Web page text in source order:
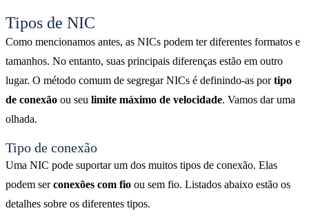
Tipos de NIC
Como mencionamos antes, as NICs podem ter diferentes formatos e
tamanhos. No entanto, suas principais diferenças estão em outro
lugar. O método comum de segregar NICs é definindo-as portipo
de conexão ou seu limite máximo de velocidade. Vamos dar uma
olhada.
Tipo de conexão
Uma NIC pode suportar um dos muitos tipos de conexão. Elas
podem serconexões com fio ou sem fio. Listados abaixo estão os
detalhes sobre os diferentes tipos.